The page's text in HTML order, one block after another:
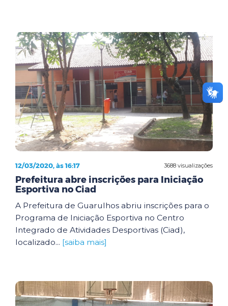
3688 visualizações
12/03/2020, às 16:17
Prefeitura abre inscrições para Iniciação
Esportiva no Ciad
A Prefeitura de Guarulhos abriu inscrições para o
Programa de Iniciação Esportiva no Centro
Integrado de Atividades Desportivas (Ciad),
localizado... [saiba mais]